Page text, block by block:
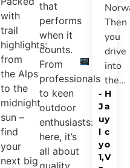
with
trail
highlights:
from
the Alps
to the
midnight
sun –
find
your
next big
that
performs
when it
counts.
From
professionals
to keen
outdoor
enthusiasts:
here, it’s
all about
quality,
Then
you
drive
into
the…
H
a
y
c
o
V
-
J
u
l
y
1,